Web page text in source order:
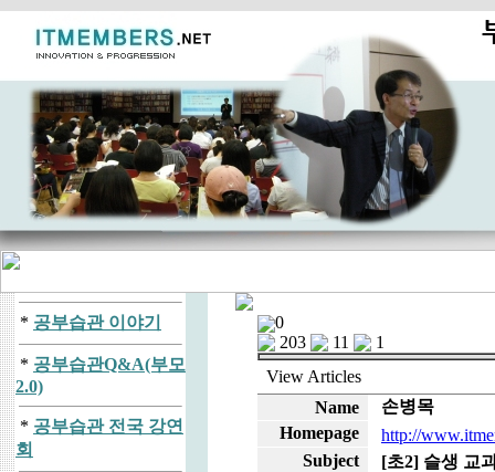
* 공부습관 이야기
* 공부습관Q&A(부모
2.0)
* 공부습관 전국 강연
회
0
203
11
1
View Articles
Name
손병목
Homepage
http://
Subject
[초2] 슬생 교